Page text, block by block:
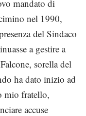
mandato di
nel 1990,
del Sindaco
a gestire a
sorella del
ha dato inizio ad
mio fratello,
accuse